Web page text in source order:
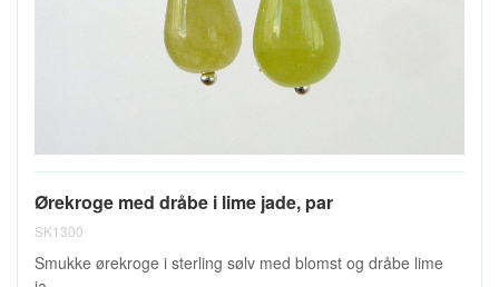
Ørekroge med dråbe i lime jade, par
SK1300
Smukke ørekroge i sterling sølv med blomst og dråbe lime